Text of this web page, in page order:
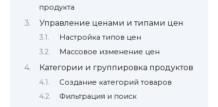
продукта
Управление ценами и типами цен
Настройка типов цен
Массовое изменение цен
Категории и группировка продуктов
Создание категорий товаров
Фильтрация и поиск